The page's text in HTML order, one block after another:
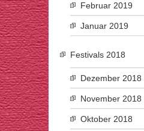
Februar 2019
Januar 2019
Festivals 2018
Dezember 2018
November 2018
Oktober 2018